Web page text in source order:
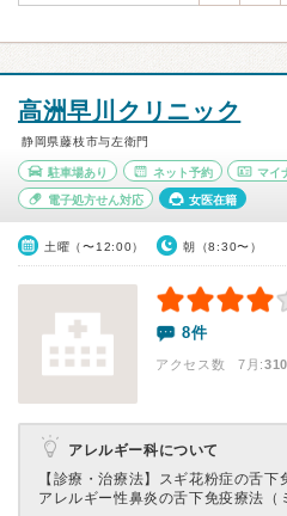
高洲早川クリニック
静岡県藤枝市与左衛門
駐車場あり ネット予約 マイ
電子処方せん対応 女医在籍
土曜（〜12:00） 朝（8:30〜）
8件
アクセス数 7月:310
アレルギー科について
【診療・治療法】 スギ花粉症の舌下
アレルギー性鼻炎の舌下免疫療法（